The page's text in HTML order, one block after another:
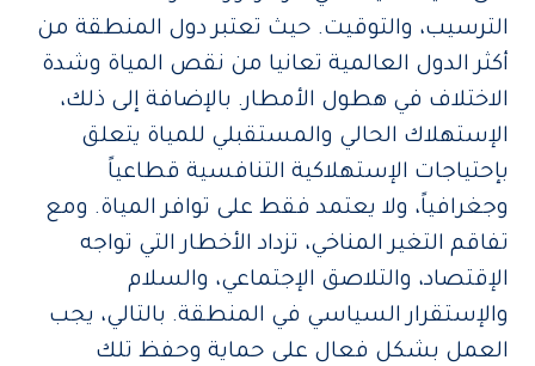
الترسيب، والتوقيت. حيث تعتبر دول المنطقة من
أكثر الدول العالمية تعانيا من نقص المياة وشدة
الاختلاف في هطول الأمطار. بالإضافة إلى ذلك،
الإستهلاك الحالي والمستقبلي للمياة يتعلق
بإحتياجات الإستهلاكية التنافسية قطاعياً
وجغرافياً، ولا يعتمد فقط على توافر المياة. ومع
تفاقم التغير المناخي، تزداد الأخطار التي تواجه
الإقتصاد، والتلاصق الإجتماعي، والسلام
والإستقرار السياسي في المنطقة. بالتالي، يجب
العمل بشكل فعال على حماية وحفظ تلك